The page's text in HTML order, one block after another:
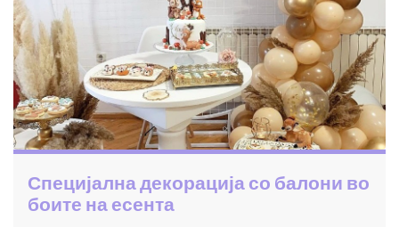
Специјална декорација со балони во
боите на есента